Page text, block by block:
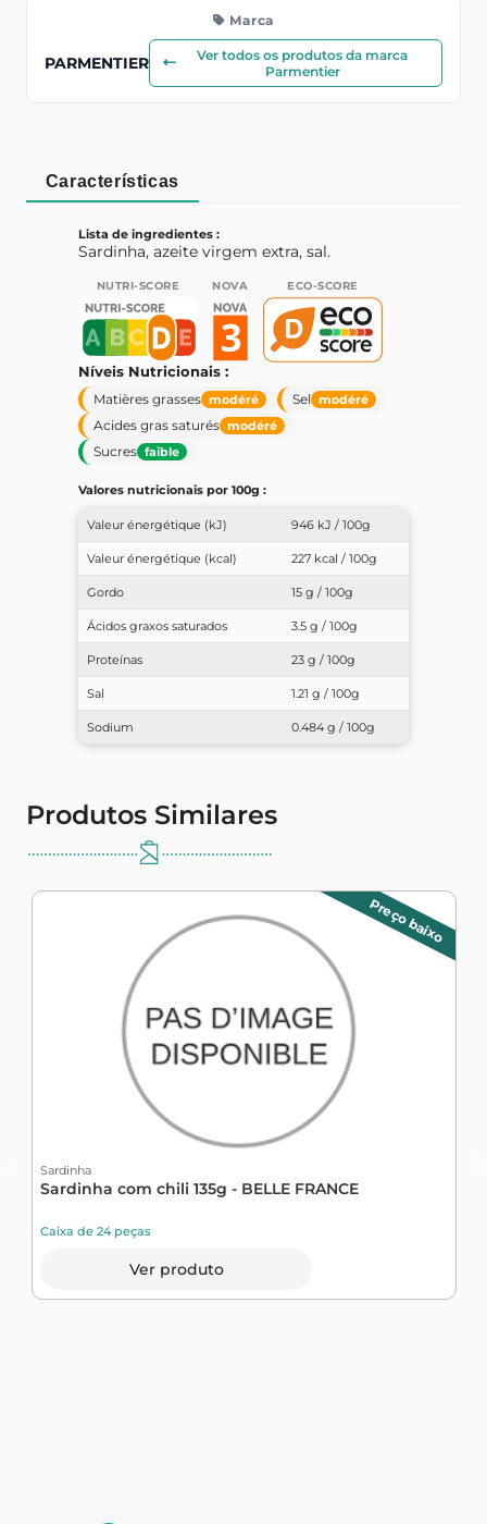
Marca
PARMENTIER
Ver todos os produtos da marca
Parmentier
Características
Lista de ingredientes :
Sardinha, azeite virgem extra, sal.
NUTRI-SCORE NOVA ECO-SCORE
Níveis Nutricionais :
Matières grasses modéré Sel modéré
Acides gras saturés modéré
Sucres faible
Valores nutricionais por 100g :
Valeur énergétique (kJ) 946 kJ / 100g
Valeur énergétique (kcal) 227 kcal / 100g
Gordo 15 g / 100g
Ácidos graxos saturados 3.5 g / 100g
Proteínas 23 g / 100g
Sal 1.21 g / 100g
Sodium 0.484 g / 100g
Produtos Similares
Preço baixo
Sardinha
Sardinha com chili 135g - BELLE FRANCE
Caixa de 24 peças
Ver produto